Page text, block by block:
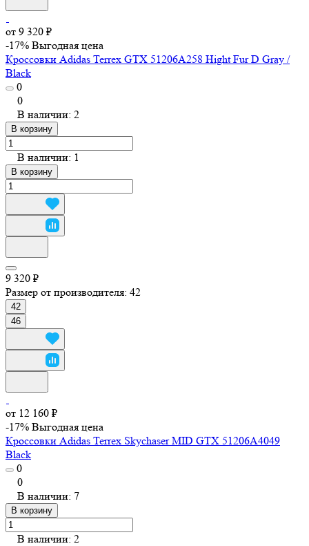
от 9 320 ₽
-17% Выгодная цена
Кроссовки Adidas Terrex GTX 51206A258 Hight Fur D Gray /
Black
0
0
В наличии: 2
В корзину
В наличии: 1
В корзину
9 320 ₽
Размер от производителя: 42
42
46
от 12 160 ₽
-17% Выгодная цена
Кроссовки Adidas Terrex Skychaser MID GTX 51206A4049
Black
0
0
В наличии: 7
В корзину
В наличии: 2